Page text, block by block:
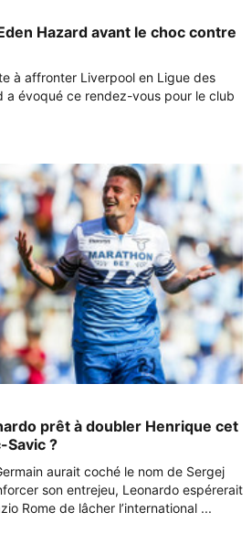
Hazard avant le choc contre
à affronter Liverpool en Ligue des
a évoqué ce rendez-vous pour le club
prêt à doubler Henrique cet
Savic ?
aurait coché le nom de Sergej
son entrejeu, Leonardo espérerait
Rome de lâcher l’international ...